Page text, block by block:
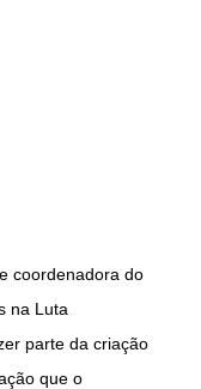
coordenadora do
na Luta
parte da criação
que o